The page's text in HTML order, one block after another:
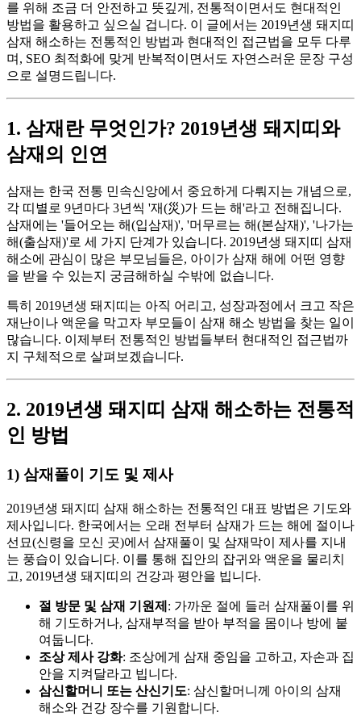
를 위해 조금 더 안전하고 뜻깊게, 전통적이면서도 현대적인
방법을 활용하고 싶으실 겁니다. 이 글에서는 2019년생 돼지띠
삼재 해소하는 전통적인 방법과 현대적인 접근법을 모두 다루
며, SEO 최적화에 맞게 반복적이면서도 자연스러운 문장 구성
으로 설명드립니다.
1. 삼재란 무엇인가? 2019년생 돼지띠와
삼재의 인연
삼재는 한국 전통 민속신앙에서 중요하게 다뤄지는 개념으로,
각 띠별로 9년마다 3년씩 '재(災)가 드는 해'라고 전해집니다.
삼재에는 '들어오는 해(입삼재)', '머무르는 해(본삼재)', '나가는
해(출삼재)'로 세 가지 단계가 있습니다. 2019년생 돼지띠 삼재
해소에 관심이 많은 부모님들은, 아이가 삼재 해에 어떤 영향
을 받을 수 있는지 궁금해하실 수밖에 없습니다.
특히 2019년생 돼지띠는 아직 어리고, 성장과정에서 크고 작은
재난이나 액운을 막고자 부모들이 삼재 해소 방법을 찾는 일이
많습니다. 이제부터 전통적인 방법들부터 현대적인 접근법까
지 구체적으로 살펴보겠습니다.
2. 2019년생 돼지띠 삼재 해소하는 전통적
인 방법
1) 삼재풀이 기도 및 제사
2019년생 돼지띠 삼재 해소하는 전통적인 대표 방법은 기도와
제사입니다. 한국에서는 오래 전부터 삼재가 드는 해에 절이나
선묘(신령을 모신 곳)에서 삼재풀이 및 삼재막이 제사를 지내
는 풍습이 있습니다. 이를 통해 집안의 잡귀와 액운을 물리치
고, 2019년생 돼지띠의 건강과 평안을 빕니다.
절 방문 및 삼재 기원제 : 가까운 절에 들러 삼재풀이를 위
해 기도하거나, 삼재부적을 받아 부적을 몸이나 방에 붙
여둡니다.
조상 제사 강화: 조상에게 삼재 중임을 고하고, 자손과 집
안을 지켜달라고 빕니다.
삼신할머니 또는 산신기도: 삼신할머니께 아이의 삼재
해소와 건강 장수를 기원합니다.